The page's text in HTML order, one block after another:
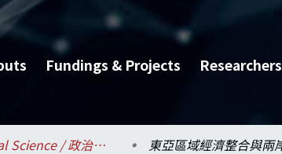
Fundings & Projects Researchers
Political Science / 政治學系